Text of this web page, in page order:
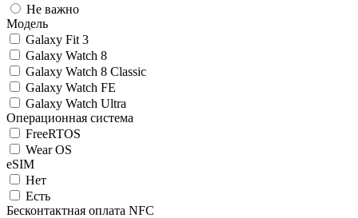
Не важно
Модель
Galaxy Fit 3
Galaxy Watch 8
Galaxy Watch 8 Classic
Galaxy Watch FE
Galaxy Watch Ultra
Операционная система
FreeRTOS
Wear OS
eSIM
Нет
Есть
Беcконтактная оплата NFC